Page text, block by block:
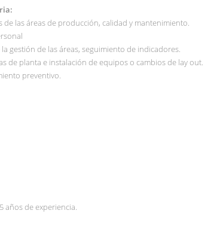
de las áreas de producción, calidad y mantenimiento.
gestión de las áreas, seguimiento de indicadores.
de planta e instalación de equipos o cambios de lay out.
preventivo.
años de experiencia.